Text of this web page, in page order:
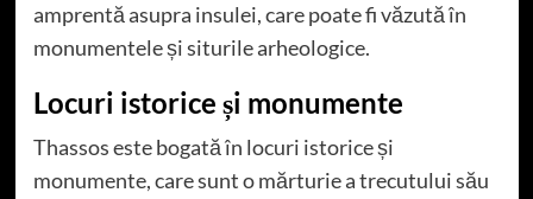
amprentă asupra insulei, care poate fi văzută în
monumentele și siturile arheologice.
Locuri istorice și monumente
Thassos este bogată în locuri istorice și
monumente, care sunt o mărturie a trecutului său